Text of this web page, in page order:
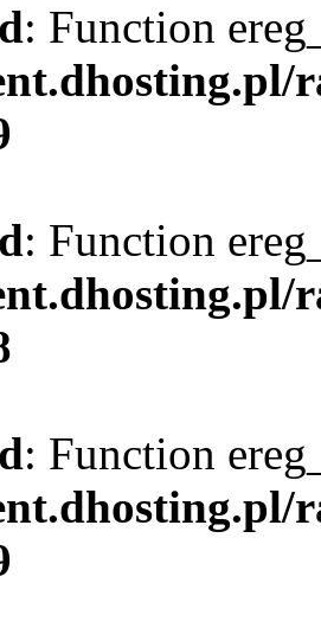
: Function
: Function
: Function